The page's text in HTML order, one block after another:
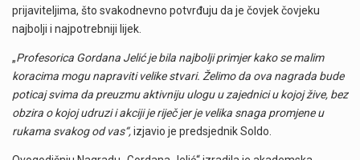
prijaviteljima, što svakodnevno potvrđuju da je čovjek čovjeku
najbolji i najpotrebniji lijek.
„Profesorica Gordana Jelić je bila najbolji primjer kako se malim
koracima mogu napraviti velike stvari. Želimo da ova nagrada bude
poticaj svima da preuzmu aktivniju ulogu u zajednici u kojoj žive, bez
obzira o kojoj udruzi i akciji je riječ jer je velika snaga promjene u
rukama svakog od vas“,izjavio je predsjednik Soldo.